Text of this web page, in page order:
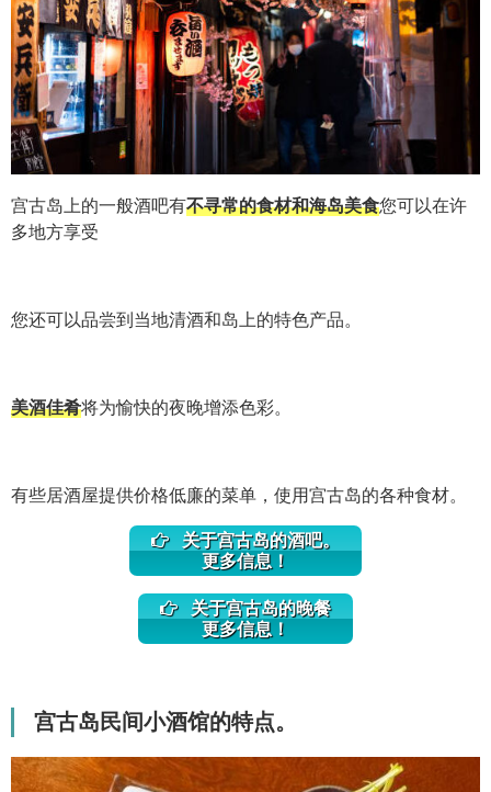
宫古岛上的一般酒吧有不寻常的食材和海岛美食您可以在许
多地方享受
您还可以品尝到当地清酒和岛上的特色产品。
美酒佳肴将为愉快的夜晚增添色彩。
有些居酒屋提供价格低廉的菜单，使用宫古岛的各种食材。
关于宫古岛的酒吧。
更多信息！
关于宫古岛的晚餐
更多信息！
宫古岛民间小酒馆的特点。